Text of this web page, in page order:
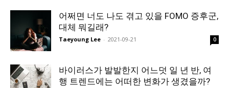
어쩌면 너도 나도 겪고 있을 FOMO 증후군,
대체 뭐길래?
Taeyoung Lee - 2021-09-21 0
바이러스가 발발한지 어느덧 일 년 반, 여
행 트렌드에는 어떠한 변화가 생겼을까?